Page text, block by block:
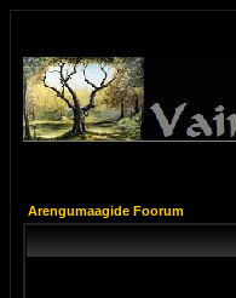
Arengumaagide Foorum